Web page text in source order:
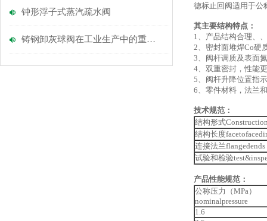
钟形浮子式蒸汽疏水阀
铸钢卸灰球阀在工业生产中的重要作用
德标止回阀适用于公
其主要结构特点：
1、产品结构合理、
2、密封面堆焊Co硬
3、阀杆调质及表面
4、双重密封，性能
5、阀杆升降位置指
6、零件材料，法兰
技术规范：
结构形式
结构长度
连接法兰flangedends
试验和检验
产品性能规范：
公称压力（MPa）
nominalpressure
1.6